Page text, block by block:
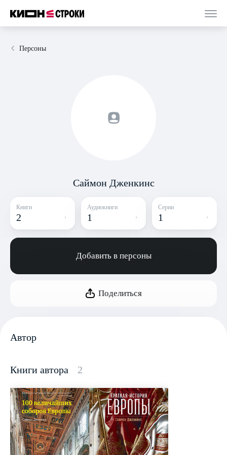
Персоны
Саймон Дженкинс
Книги
2
Аудиокниги
1
Серии
1
Добавить в персоны
Поделиться
Автор
Книги автора 2